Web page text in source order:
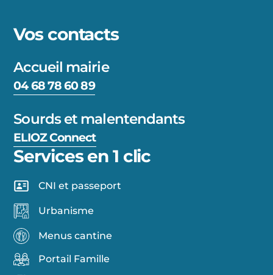
Vos contacts
Accueil mairie
04 68 78 60 89
Sourds et malentendants
ELIOZ Connect
Services en 1 clic
CNI et passeport
Urbanisme
Menus cantine
Portail Famille